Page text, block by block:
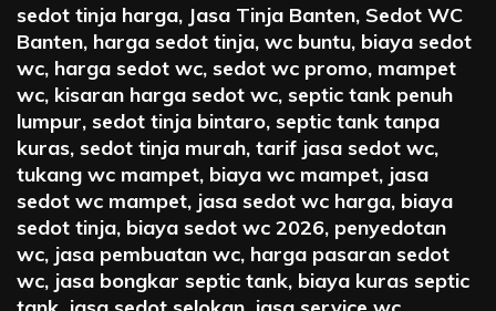
sedot tinja harga, Jasa Tinja Banten, Sedot WC
Banten, harga sedot tinja, wc buntu, biaya sedot
wc, harga sedot wc, sedot wc promo, mampet
wc, kisaran harga sedot wc, septic tank penuh
lumpur, sedot tinja bintaro, septic tank tanpa
kuras, sedot tinja murah, tarif jasa sedot wc,
tukang wc mampet, biaya wc mampet, jasa
sedot wc mampet, jasa sedot wc harga, biaya
sedot tinja, biaya sedot wc 2026, penyedotan
wc, jasa pembuatan wc, harga pasaran sedot
wc, jasa bongkar septic tank, biaya kuras septic